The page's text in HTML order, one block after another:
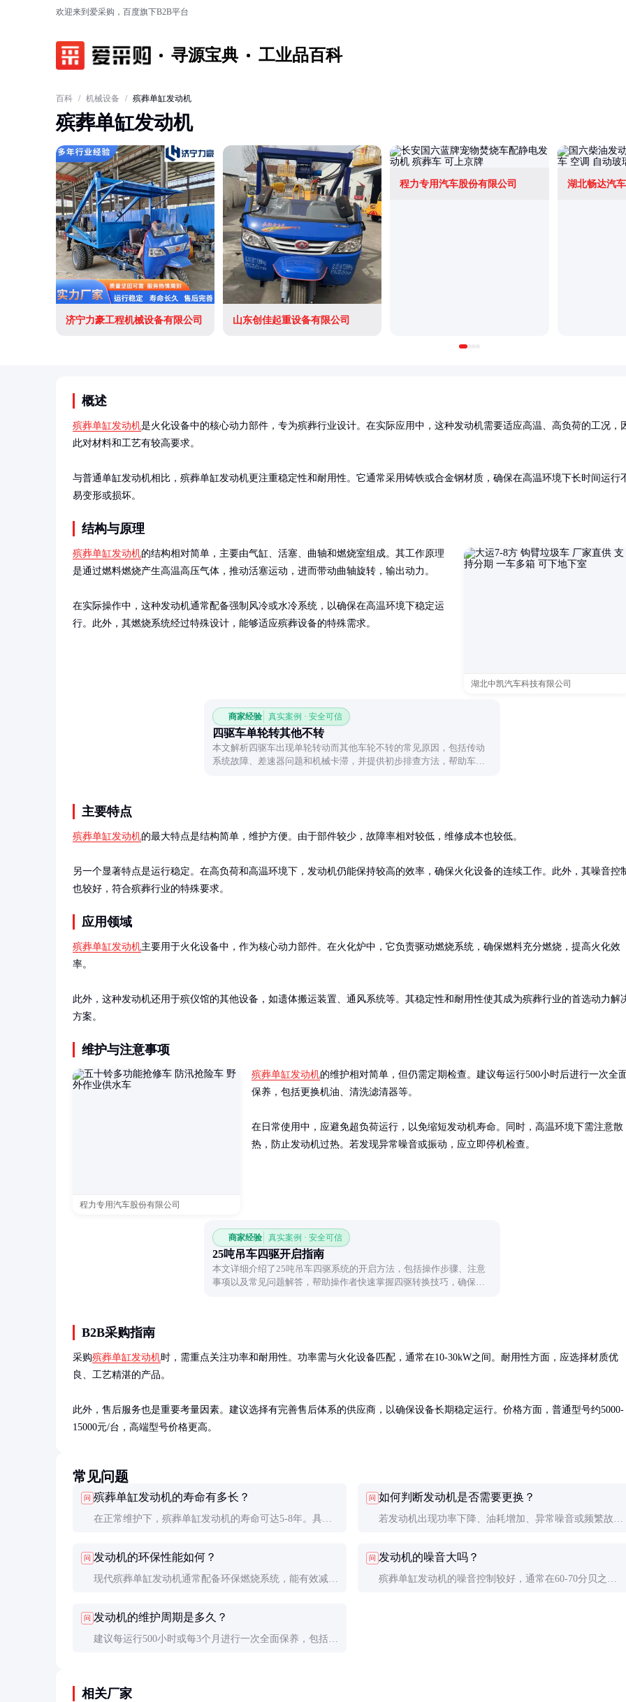
欢迎来到爱采购，百度旗下B2B平台
寻源宝典 工业品百科
百科 / 机械设备 / 殡葬单缸发动机
殡葬单缸发动机
济宁力豪工程机械设备有限公司 山东创佳起重设备有限公司
程力专用汽车股份有限公司 湖北畅达汽
概述
殡葬单缸发动机是火化设备中的核心动力部件，专为殡葬行业设计。在实际应用中，这种发动机需要适应高温、高负荷的工况，
此对材料和工艺有较高要求。
与普通单缸发动机相比，殡葬单缸发动机更注重稳定性和耐用性。它通常采用铸铁或合金钢材质，确保在高温环境下长时间运行
易变形或损坏。
结构与原理
湖北中凯汽车科技有限公司
殡葬单缸发动机的结构相对简单，主要由气缸、活塞、曲轴和燃烧室组成。其工作原理
是通过燃料燃烧产生高温高压气体，推动活塞运动，进而带动曲轴旋转，输出动力。
在实际操作中，这种发动机通常配备强制风冷或水冷系统，以确保在高温环境下稳定运
行。此外，其燃烧系统经过特殊设计，能够适应殡葬设备的特殊需求。
商家经验 真实案例 · 安全可信
四驱车单轮转其他不转
本文解析四驱车出现单轮转动而其他车轮不转的常见原因，包括传动
系统故障、差速器问题和机械卡滞，并提供初步排查方法，帮助车主
主要特点
殡葬单缸发动机的最大特点是结构简单，维护方便。由于部件较少，故障率相对较低，维修成本也较低。
另一个显著特点是运行稳定。在高负荷和高温环境下，发动机仍能保持较高的效率，确保火化设备的连续工作。此外，其噪音控
也较好，符合殡葬行业的特殊要求。
应用领域
殡葬单缸发动机主要用于火化设备中，作为核心动力部件。在火化炉中，它负责驱动燃烧系统，确保燃料充分燃烧，提高火化效
率。
此外，这种发动机还用于殡仪馆的其他设备，如遗体搬运装置、通风系统等。其稳定性和耐用性使其成为殡葬行业的首选动力解
方案。
维护与注意事项
程力专用汽车股份有限公司
殡葬单缸发动机的维护相对简单，但仍需定期检查。建议每运行500小时后进行一次全
保养，包括更换机油、清洗滤清器等。
在日常使用中，应避免超负荷运行，以免缩短发动机寿命。同时，高温环境下需注意散
热，防止发动机过热。若发现异常噪音或振动，应立即停机检查。
商家经验 真实案例 · 安全可信
25吨吊车四驱开启指南
本文详细介绍了25吨吊车四驱系统的开启方法，包括操作步骤、注意
事项以及常见问题解答，帮助操作者快速掌握四驱转换技巧，确保作
B2B采购指南
采购殡葬单缸发动机时，需重点关注功率和耐用性。功率需与火化设备匹配，通常在10-30kW之间。耐用性方面，应选择材质优
良、工艺精湛的产品。
此外，售后服务也是重要考量因素。建议选择有完善售后体系的供应商，以确保设备长期稳定运行。价格方面，普通型号约5000-
15000元/台，高端型号价格更高。
常见问题
问 殡葬单缸发动机的寿命有多长？
在正常维护下，殡葬单缸发动机的寿命可达5-8年。具体
用寿命。
问 如何判断发动机是否需要更换？
若发动机出现功率下降、油耗增加、异常噪音或频繁故
问 发动机的环保性能如何？
现代殡葬单缸发动机通常配备环保燃烧系统，能有效减少
规要求。
问 发动机的噪音大吗？
殡葬单缸发动机的噪音控制较好，通常在60-70分贝之
问 发动机的维护周期是多久？
建议每运行500小时或每3个月进行一次全面保养，包括更
相关厂家